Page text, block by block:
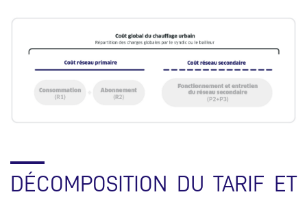
DÉCOMPOSITION DU TARIF ET